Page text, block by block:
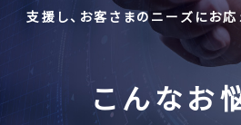
支援し、お客さまのニーズにお応
こんなお